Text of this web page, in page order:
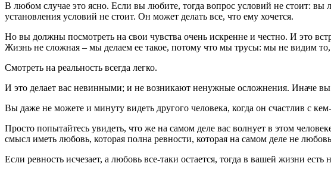
В любом случае это ясно. Если вы любите, тогда вопрос условий не стоит:
установления условий не стоит. Он может делать все, что ему хочется.
Но вы должны посмотреть на свои чувства очень искренне и честно. И это
Жизнь не сложная – мы делаем ее такое, потому что мы трусы: мы не видим то,
Смотреть на реальность всегда легко.
И это делает вас невинными; и не возникают ненужные осложнения. Иначе
Вы даже не можете и минуту видеть другого человека, когда он счастлив с
Просто попытайтесь увидеть, что же на самом деле вас волнует в этом
смысл иметь любовь, которая полна ревности, которая на самом деле не
Если ревность исчезает, а любовь все-таки остается, тогда в вашей жизни есть